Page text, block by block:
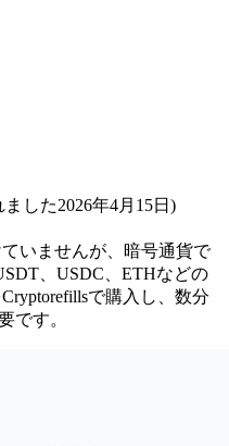
ました2026年4月15日 )
いませんが、暗号通貨で
、USDC、ETHなどの
で購入し、数分
です。